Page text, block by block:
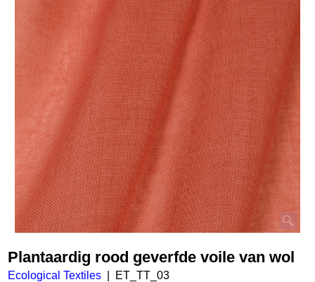
Plantaardig rood geverfde voile van wol
Ecological Textiles ET_TT_03